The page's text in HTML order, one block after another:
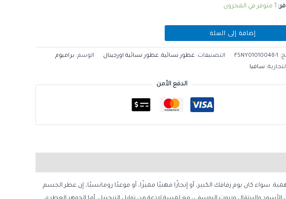
1 متوفر في المخزون
إضافة إلى السلة
FSNY01010048-1 التصنيفات: عطور نسائية, عطور نسائية اورجينال الوسم: براميوم
سافيا
الدفع الأمن
سواء كان يوم زفافك الكبير، أو إنجازًا مهنيًا مميزًا، أو موعدًا رومانسيًا، إن عطر الجسم